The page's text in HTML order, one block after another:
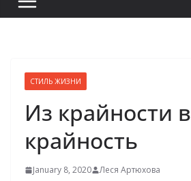
СТИЛЬ ЖИЗНИ
Из крайности в
крайность
January 8, 2020 Леся Артюхова